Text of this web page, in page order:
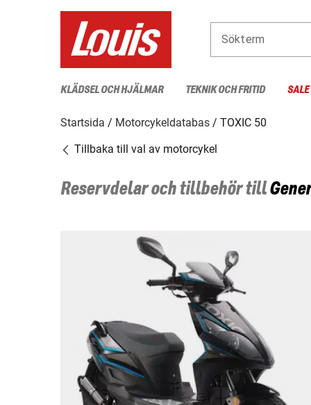
Sökterm
KLÄDSEL OCH HJÄLMAR TEKNIK OCH FRITID
Startsida Motorcykeldatabas
TOXIC 50
Tillbaka till val av motorcykel
Reservdelar och tillbehör till